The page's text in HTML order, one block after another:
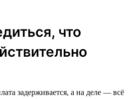
что
задерживается, а на деле — всё